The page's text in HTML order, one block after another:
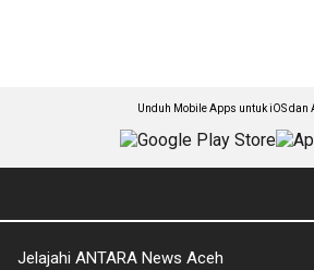
Unduh Mobile Apps untuk iOS dan
Jelajahi ANTARA News Aceh